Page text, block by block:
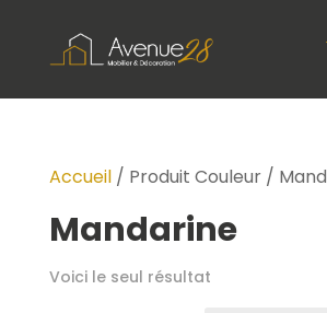
Accueil/ Produit Couleur /
Mandarine
Voici le seul résultat